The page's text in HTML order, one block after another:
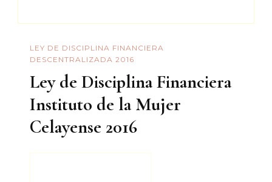
LEY DE DISCIPLINA FINANCIERA
DESCENTRALIZADA 2016
Ley de Disciplina Financiera
Instituto de la Mujer
Celayense 2016